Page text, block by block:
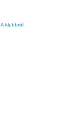
A klubbról